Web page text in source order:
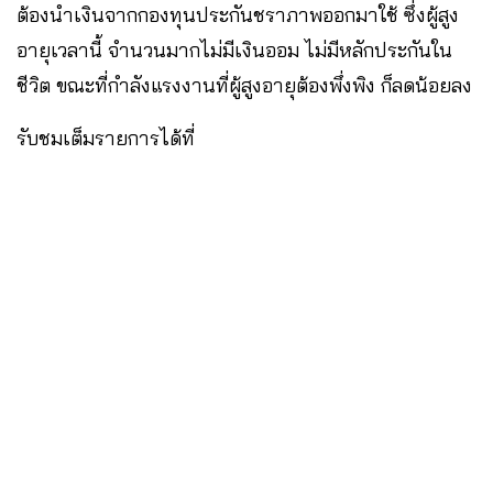
ต้องนำเงินจากกองทุนประกันชราภาพออกมาใช้ ซึ่งผู้สูง
อายุเวลานี้ จำนวนมากไม่มีเงินออม ไม่มีหลักประกันใน
ชีวิต ขณะที่กำลังแรงงานที่ผู้สูงอายุต้องพึ่งพิง ก็ลดน้อยลง
รับชมเต็มรายการได้ที่